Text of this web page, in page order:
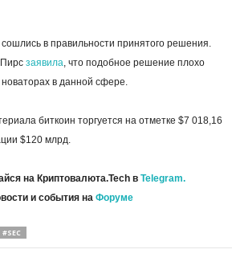
в правильности принятого решения.
заявила, что подобное решение плохо
в данной сфере.
биткоин торгуется на отметке $7 018,16
$120 млрд.
на Криптовалюта.Tech в Telegram.
и события на Форуме
#SEC